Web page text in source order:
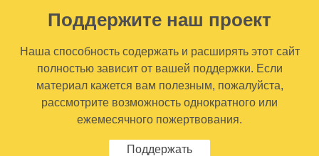
Поддержите наш проект
Наша способность содержать и расширять этот сайт
полностью зависит от вашей поддержки. Если
материал кажется вам полезным, пожалуйста,
рассмотрите возможность однократного или
ежемесячного пожертвования.
Поддержать